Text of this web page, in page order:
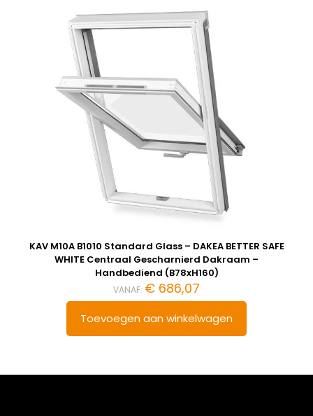
KAV M10A B1010 Standard Glass – DAKEA BETTER SAFE
WHITE Centraal Gescharnierd Dakraam –
Handbediend (B78xH160)
VANAF: € 686,07
Toevoegen aan winkelwagen